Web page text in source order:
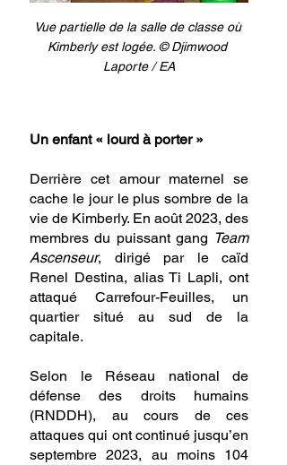
Vue partielle de la salle de classe où
Kimberly est logée. © Djimwood
Laporte / EA
Un enfant « lourd à porter »
Derrière cet amour maternel se
cache le jour le plus sombre de la
vie de Kimberly. En août 2023, des
membres du puissant gang Team
Ascenseur, dirigé par le caïd
Renel Destina, alias Ti Lapli, ont
attaqué Carrefour-Feuilles, un
quartier situé au sud de la
capitale.
Selon le Réseau national de
défense des droits humains
(RNDDH), au cours de ces
attaques qui ont continué jusqu’en
septembre 2023, au moins 104